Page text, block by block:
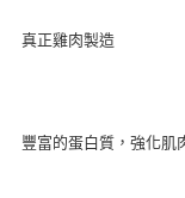
真正雞肉製造
豐富的蛋白質，強化肌